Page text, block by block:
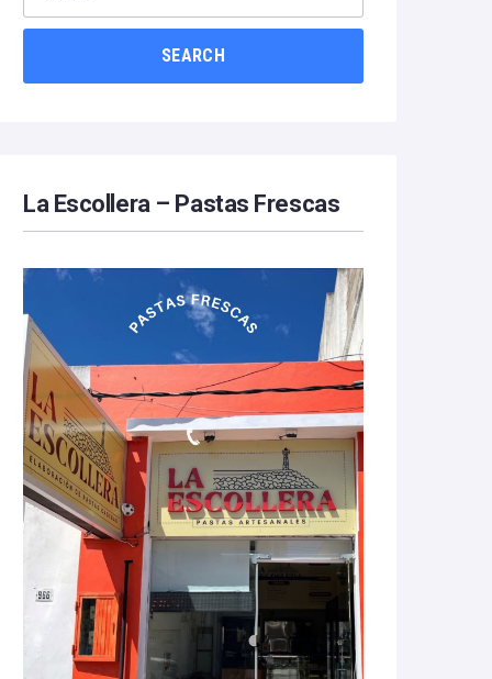
SEARCH
La Escollera – Pastas Frescas